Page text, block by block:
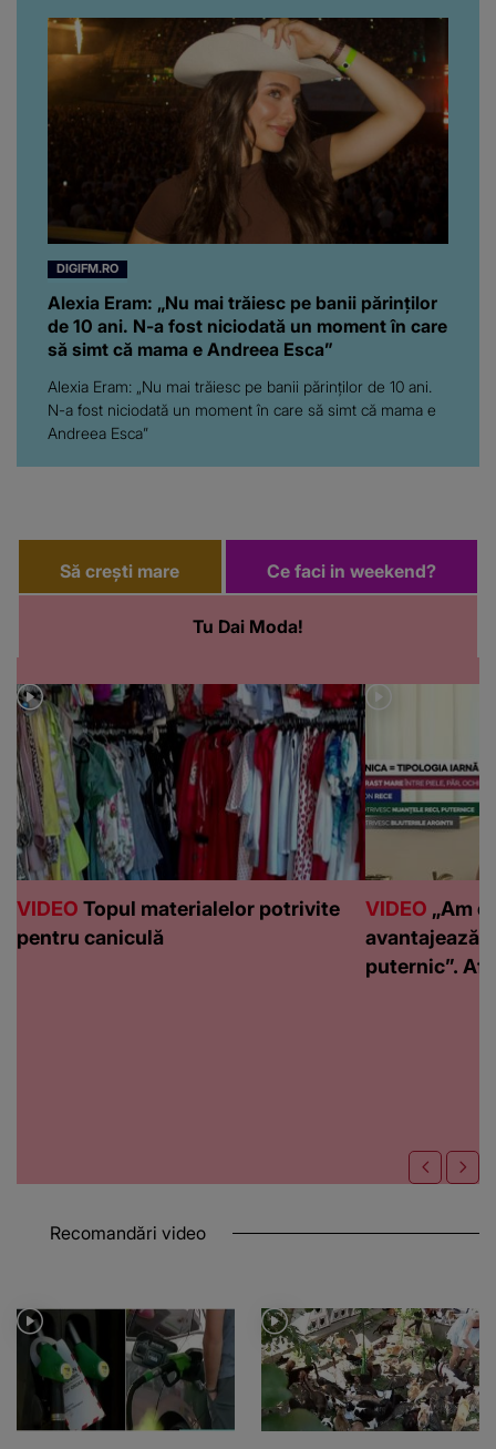
prezentatoare nici că-i
vine să creadă că s-a
ajuns până aici, dar e
adevărat, au făcut-o și pe
asta! Și ce a ieșit la iveală
ar fi prea mult pentru
oricine: "Cu… mine, fata
româncă...”
DIGIFM.RO
Alexia Eram: „Nu mai trăiesc pe banii părinților
de 10 ani. N-a fost niciodată un moment în care
să simt că mama e Andreea Esca”
Alexia Eram: „Nu mai trăiesc pe banii părinților de 10 ani.
N-a fost niciodată un moment în care să simt că mama e
Andreea Esca”
Să crești mare
Tu Dai Moda!
Ce faci in weekend?
VIDEO Topul materialelor potrivite
pentru caniculă
VIDEO „Am
avantajează
puternic”.
Recomandări video